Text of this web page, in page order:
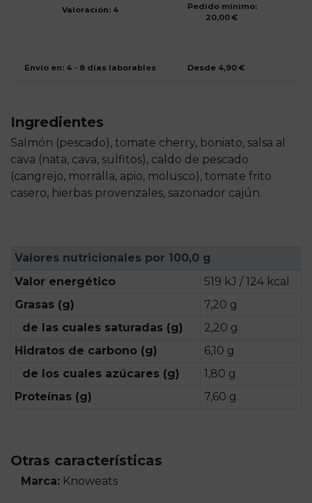
Valoración: 4
Pedido mínimo:
20,00 €
Envío en: 4 - 8 días laborables Desde 4,90 €
Ingredientes
Salmón (pescado), tomate cherry, boniato, salsa al
cava (nata, cava, sulfitos), caldo de pescado
(cangrejo, morralla, apio, molusco), tomate frito
casero, hierbas provenzales, sazonador cajún.
Valores nutricionales por 100,0 g
Valor energético
519 kJ / 124 kcal
Grasas (g)
7,20 g
de las cuales saturadas (g)
2,20 g
Hidratos de carbono (g)
6,10 g
de los cuales azúcares (g)
1,80 g
Proteínas (g)
7,60 g
Otras características
Marca: Knoweats